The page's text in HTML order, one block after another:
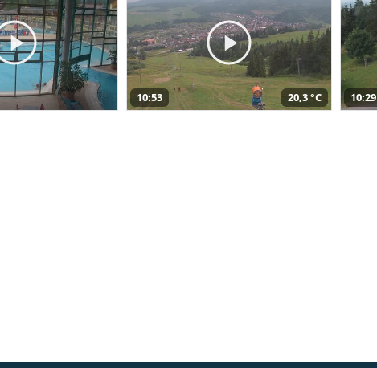
10:53 20,3 °C 10:29